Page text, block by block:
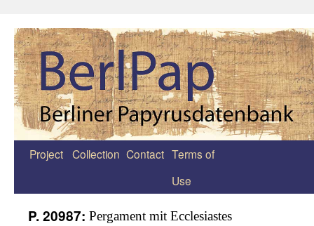
Zum
Project Collection Contact Terms of
Use
P. 20987: Pergament mit Ecclesiastes